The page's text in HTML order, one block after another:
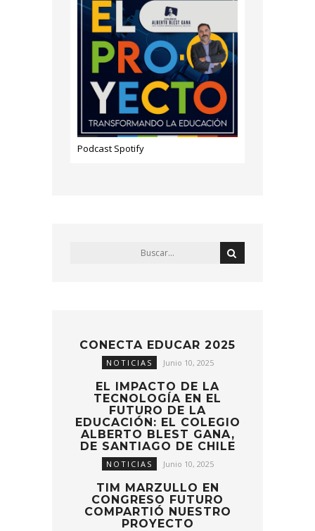
Podcast Spotify
CONECTA EDUCAR 2025
NOTICIAS Junio 10, 2025
EL IMPACTO DE LA
TECNOLOGÍA EN EL
FUTURO DE LA
EDUCACIÓN: EL COLEGIO
ALBERTO BLEST GANA,
DE SANTIAGO DE CHILE
NOTICIAS Junio 10, 2025
TIM MARZULLO EN
CONGRESO FUTURO
COMPARTIÓ NUESTRO
PROYECTO